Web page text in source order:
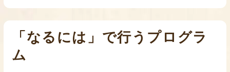
「なるには」で行うプログラ
ム